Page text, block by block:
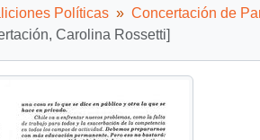
Políticas
Concertación de
Carolina Rossetti]